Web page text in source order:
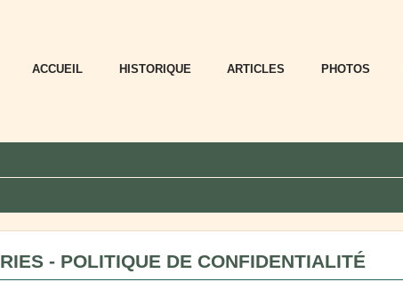
ACCUEIL HISTORIQUE ARTICLES PHOTOS
- POLITIQUE DE CONFIDENTIALITÉ